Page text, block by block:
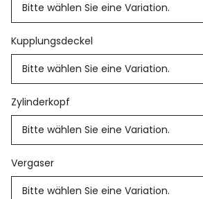
Bitte wählen Sie eine Variation.
Kupplungsdeckel
Bitte wählen Sie eine Variation.
Zylinderkopf
Bitte wählen Sie eine Variation.
Vergaser
Bitte wählen Sie eine Variation.